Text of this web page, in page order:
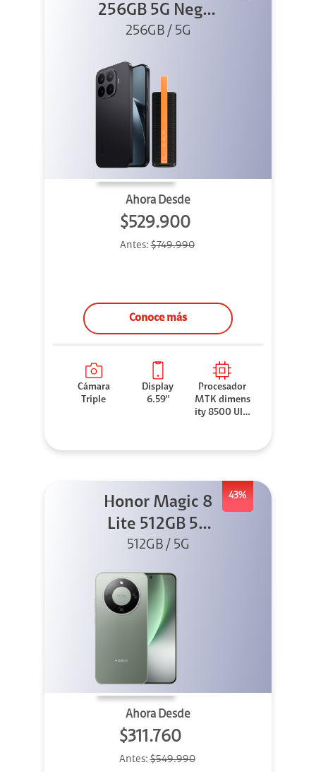
256GB 5G Negro
+ Sound
256GB / 5G
Ahora Desde
$529.900
Antes:$749.990
Conoce más
Cámara
Triple
Display
6.59"
Procesador
MTK dimens
ity 8500 Ultr
43%
Honor Magic 8
Lite 512GB 5G
Verde
512GB / 5G
Ahora Desde
$311.760
Antes:$549.990